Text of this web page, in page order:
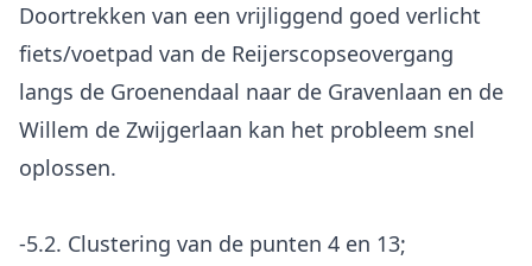
Doortrekken van een vrijliggend goed verlicht
fiets/voetpad van de Reijerscopseovergang
langs de Groenendaal naar de Gravenlaan en de
Willem de Zwijgerlaan kan het probleem snel
oplossen.
-5.2. Clustering van de punten 4 en 13;